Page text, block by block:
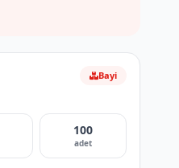
Bayi
100
adet